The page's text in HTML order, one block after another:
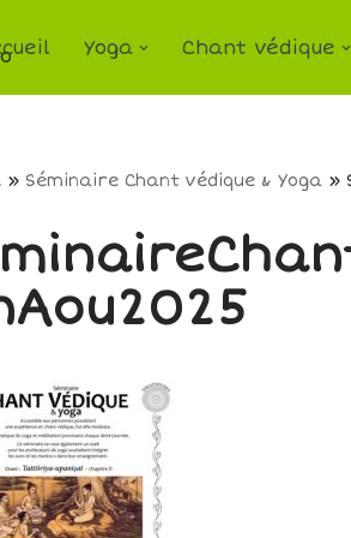
Yoga Chant védique
» Séminaire Chant védique & Yoga »